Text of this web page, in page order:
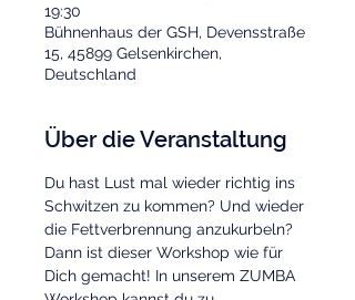
19:30
Bühnenhaus der GSH, Devensstraße
15, 45899 Gelsenkirchen,
Deutschland
Über die Veranstaltung
Du hast Lust mal wieder richtig ins
Schwitzen zu kommen? Und wieder
die Fettverbrennung anzukurbeln?
Dann ist dieser Workshop wie für
Dich gemacht! In unserem ZUMBA